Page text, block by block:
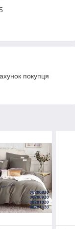
покупця